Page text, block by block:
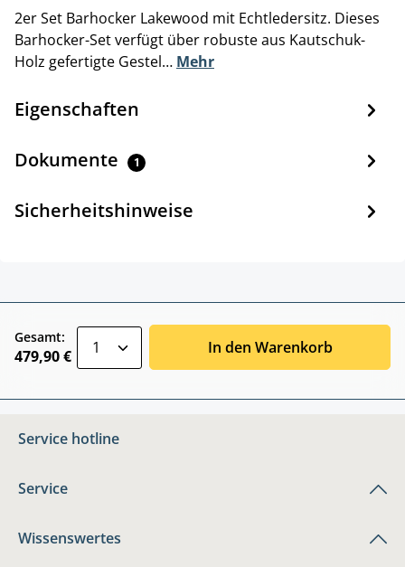
2er Set Barhocker Lakewood mit Echtledersitz. Dieses
Barhocker-Set verfügt über robuste aus Kautschuk-
Holz gefertigte Gestel… Mehr
Eigenschaften
Dokumente 1
Sicherheitshinweise
Gesamt:
479,90 € In den Warenkorb
Service hotline
Service
Wissenswertes